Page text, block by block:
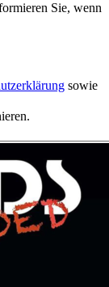
Sie, wenn
sowie